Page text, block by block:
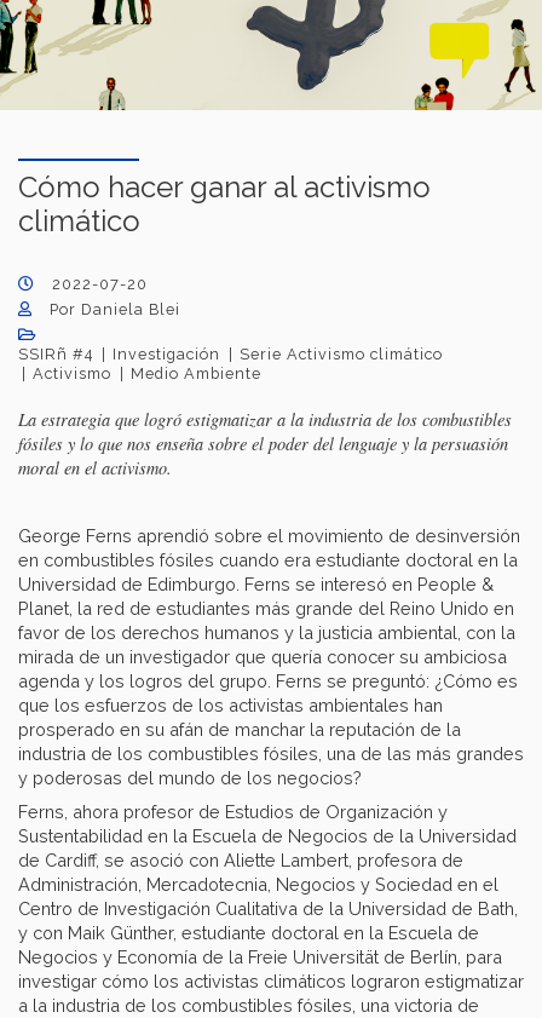
Cómo hacer ganar al activismo
climático
2022-07-20
Por Daniela Blei
SSIRñ #4 Investigación
Serie Activismo climático
Activismo
Medio Ambiente
La estrategia que logró estigmatizar a la industria de los combustibles
fósiles y lo que nos enseña sobre el poder del lenguaje y la persuasión
moral en el activismo.
George Ferns aprendió sobre el movimiento de desinversión
en combustibles fósiles cuando era estudiante doctoral en la
Universidad de Edimburgo. Ferns se interesó en People &
Planet, la red de estudiantes más grande del Reino Unido en
favor de los derechos humanos y la justicia ambiental, con la
mirada de un investigador que quería conocer su ambiciosa
agenda y los logros del grupo. Ferns se preguntó: ¿Cómo es
que los esfuerzos de los activistas ambientales han
prosperado en su afán de manchar la reputación de la
industria de los combustibles fósiles, una de las más grandes
y poderosas del mundo de los negocios?
Ferns, ahora profesor de Estudios de Organización y
Sustentabilidad en la Escuela de Negocios de la Universidad
de Cardiff, se asoció con Aliette Lambert, profesora de
Administración, Mercadotecnia, Negocios y Sociedad en el
Centro de Investigación Cualitativa de la Universidad de Bath,
y con Maik Günther, estudiante doctoral en la Escuela de
Negocios y Economía de la Freie Universität de Berlín, para
investigar cómo los activistas climáticos lograron estigmatizar
a la industria de los combustibles fósiles, una victoria de